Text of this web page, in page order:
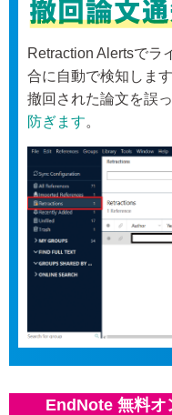
Retraction Alertsでラ
合に自動で検知します
撤回された論文を誤
防ぎます。
EndNote 無料オ